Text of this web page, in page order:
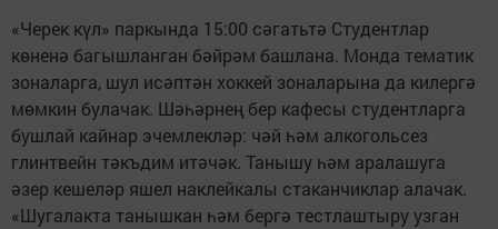
«Черек күл» паркында 15:00 сәгатьтә Студентлар
көненә багышланган бәйрәм башлана. Монда тематик
зоналарга, шул исәптән хоккей зоналарына да килергә
мөмкин булачак. Шәһәрнең бер кафесы студентларга
бушлай кайнар эчемлекләр: чәй һәм алкогольсез
глинтвейн тәкъдим итәчәк. Танышу һәм аралашуга
әзер кешеләр яшел наклейкалы стаканчиклар алачак.
«Шугалакта танышкан һәм бергә тестлаштыру узган